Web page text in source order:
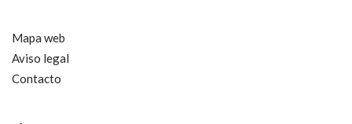
Mapa web
Aviso legal
Contacto